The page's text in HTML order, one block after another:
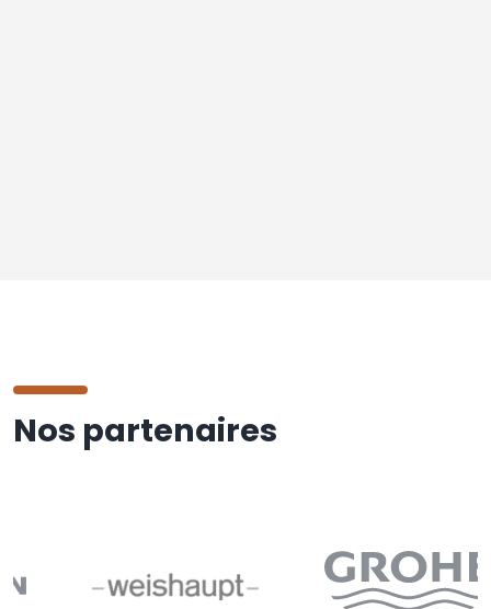
Nos partenaires